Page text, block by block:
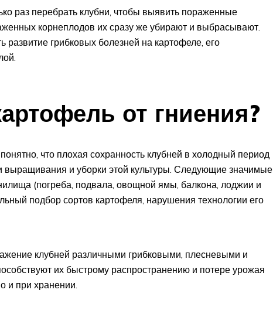
раз перебрать клубни, чтобы выявить пораженные
корнеплодов их сразу же убирают и выбрасывают.
развитие грибковых болезней на картофеле, его
от гниения?
что плохая сохранность клубней в холодный период
выращивания и уборки этой культуры. Следующие значимые
(погреба, подвала, овощной ямы, балкона, лоджии и
подбор сортов картофеля, нарушения технологии его
клубней различными грибковыми, плесневыми и
их быстрому распространению и потере урожая
и при хранении.